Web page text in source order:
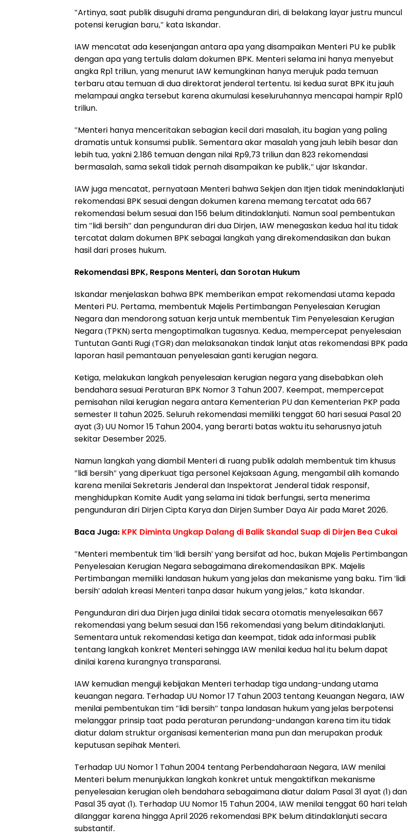
"Artinya, saat publik disuguhi drama pengunduran diri, di belakang layar justru muncul
potensi kerugian baru," kata Iskandar.
IAW mencatat ada kesenjangan antara apa yang disampaikan Menteri PU ke publik
dengan apa yang tertulis dalam dokumen BPK. Menteri selama ini hanya menyebut
angka Rp1 triliun, yang menurut IAW kemungkinan hanya merujuk pada temuan
terbaru atau temuan di dua direktorat jenderal tertentu. Isi kedua surat BPK itu jauh
melampaui angka tersebut karena akumulasi keseluruhannya mencapai hampir Rp10
triliun.
"Menteri hanya menceritakan sebagian kecil dari masalah, itu bagian yang paling
dramatis untuk konsumsi publik. Sementara akar masalah yang jauh lebih besar dan
lebih tua, yakni 2.186 temuan dengan nilai Rp9,73 triliun dan 823 rekomendasi
bermasalah, sama sekali tidak pernah disampaikan ke publik," ujar Iskandar.
IAW juga mencatat, pernyataan Menteri bahwa Sekjen dan Itjen tidak menindaklanjuti
rekomendasi BPK sesuai dengan dokumen karena memang tercatat ada 667
rekomendasi belum sesuai dan 156 belum ditindaklanjuti. Namun soal pembentukan
tim "lidi bersih" dan pengunduran diri dua Dirjen, IAW menegaskan kedua hal itu tidak
tercatat dalam dokumen BPK sebagai langkah yang direkomendasikan dan bukan
hasil dari proses hukum.
Rekomendasi BPK, Respons Menteri, dan Sorotan Hukum
Iskandar menjelaskan bahwa BPK memberikan empat rekomendasi utama kepada
Menteri PU. Pertama, membentuk Majelis Pertimbangan Penyelesaian Kerugian
Negara dan mendorong satuan kerja untuk membentuk Tim Penyelesaian Kerugian
Negara (TPKN) serta mengoptimalkan tugasnya. Kedua, mempercepat penyelesaian
Tuntutan Ganti Rugi (TGR) dan melaksanakan tindak lanjut atas rekomendasi BPK pada
laporan hasil pemantauan penyelesaian ganti kerugian negara.
Ketiga, melakukan langkah penyelesaian kerugian negara yang disebabkan oleh
bendahara sesuai Peraturan BPK Nomor 3 Tahun 2007. Keempat, mempercepat
pemisahan nilai kerugian negara antara Kementerian PU dan Kementerian PKP pada
semester II tahun 2025. Seluruh rekomendasi memiliki tenggat 60 hari sesuai Pasal 20
ayat (3) UU Nomor 15 Tahun 2004, yang berarti batas waktu itu seharusnya jatuh
sekitar Desember 2025.
Namun langkah yang diambil Menteri di ruang publik adalah membentuk tim khusus
"lidi bersih" yang diperkuat tiga personel Kejaksaan Agung, mengambil alih komando
karena menilai Sekretaris Jenderal dan Inspektorat Jenderal tidak responsif,
menghidupkan Komite Audit yang selama ini tidak berfungsi, serta menerima
pengunduran diri Dirjen Cipta Karya dan Dirjen Sumber Daya Air pada Maret 2026.
Baca Juga: KPK Diminta Ungkap Dalang di Balik Skandal Suap di Dirjen Bea Cukai
"Menteri membentuk tim 'lidi bersih' yang bersifat ad hoc, bukan Majelis Pertimbangan
Penyelesaian Kerugian Negara sebagaimana direkomendasikan BPK. Majelis
Pertimbangan memiliki landasan hukum yang jelas dan mekanisme yang baku. Tim 'lidi
bersih' adalah kreasi Menteri tanpa dasar hukum yang jelas," kata Iskandar.
Pengunduran diri dua Dirjen juga dinilai tidak secara otomatis menyelesaikan 667
rekomendasi yang belum sesuai dan 156 rekomendasi yang belum ditindaklanjuti.
Sementara untuk rekomendasi ketiga dan keempat, tidak ada informasi publik
tentang langkah konkret Menteri sehingga IAW menilai kedua hal itu belum dapat
dinilai karena kurangnya transparansi.
IAW kemudian menguji kebijakan Menteri terhadap tiga undang-undang utama
keuangan negara. Terhadap UU Nomor 17 Tahun 2003 tentang Keuangan Negara, IAW
menilai pembentukan tim "lidi bersih" tanpa landasan hukum yang jelas berpotensi
melanggar prinsip taat pada peraturan perundang-undangan karena tim itu tidak
diatur dalam struktur organisasi kementerian mana pun dan merupakan produk
keputusan sepihak Menteri.
Terhadap UU Nomor 1 Tahun 2004 tentang Perbendaharaan Negara, IAW menilai
Menteri belum menunjukkan langkah konkret untuk mengaktifkan mekanisme
penyelesaian kerugian oleh bendahara sebagaimana diatur dalam Pasal 31 ayat (1) dan
Pasal 35 ayat (1). Terhadap UU Nomor 15 Tahun 2004, IAW menilai tenggat 60 hari telah
dilanggar karena hingga April 2026 rekomendasi BPK belum ditindaklanjuti secara
substantif.